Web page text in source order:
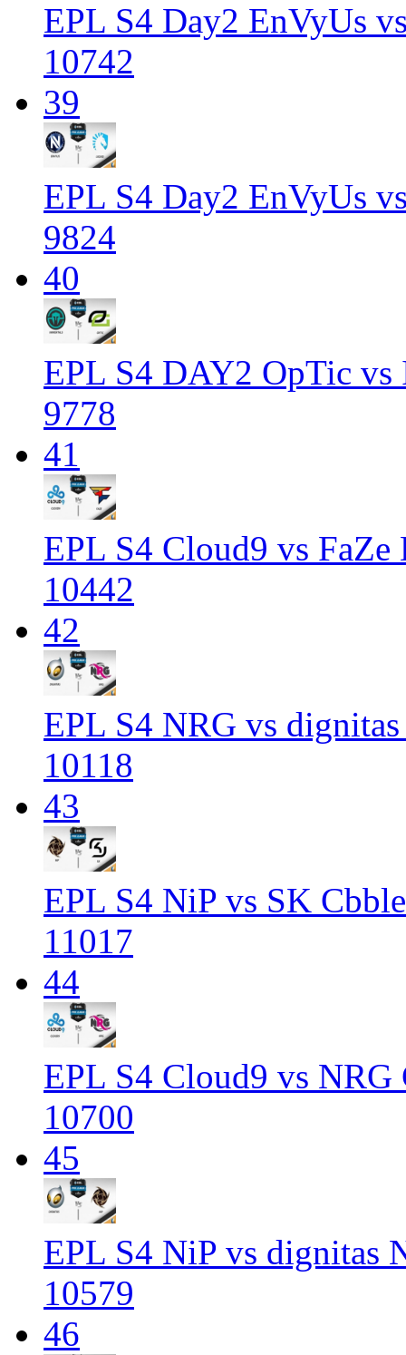
EPL S4 Day2 EnVyUs
10742
39
EPL S4 Day2 EnVyUs
9824
40
EPL S4 DAY2 OpTic vs
9778
41
EPL S4 Cloud9 vs FaZe
10442
42
EPL S4 NRG vs
10118
43
EPL S4 NiP vs SK Cbble
11017
44
EPL S4 Cloud9 vs NRG
10700
45
EPL S4 NiP vs dignitas
10579
46